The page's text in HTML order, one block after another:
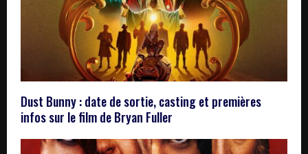
Dust Bunny : date de sortie, casting et premières
infos sur le film de Bryan Fuller